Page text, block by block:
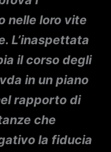
nelle loro vite
L’inaspettata
il corso degli
in un piano
rapporto di
che
la fiducia